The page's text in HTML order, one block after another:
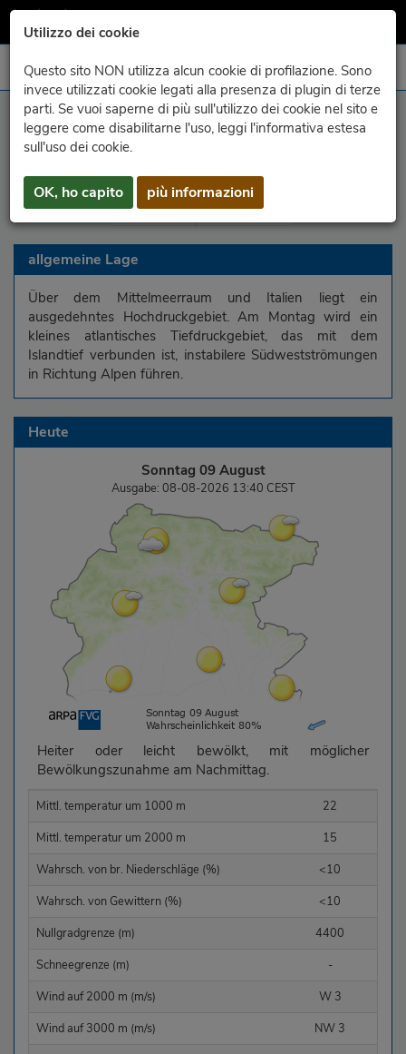
Utilizzo dei cookie
Questo sito NON utilizza alcun cookie di profilazione. Sono
invece utilizzati cookie legati alla presenza di plugin di terze
parti. Se vuoi saperne di più sull'utilizzo dei cookie nel sito e
leggere come disabilitarne l'uso, leggi l'informativa estesa
sull'uso dei cookie.
OK, ho capito più informazioni
Region Gebirge Karnische Alpen Julische Alpen
Unterland Küstenland
allgemeine Lage
Über dem Mittelmeerraum und Italien liegt ein
ausgedehntes Hochdruckgebiet. Am Montag wird ein
kleines atlantisches Tiefdruckgebiet, das mit dem
Islandtief verbunden ist, instabilere Südwestströmungen
in Richtung Alpen führen.
Heute
Sonntag 09 August
Ausgabe: 08-08-2026 13:40 CEST
Heiter oder leicht bewölkt, mit möglicher
Bewölkungszunahme am Nachmittag.
Mittl. temperatur um 1000 m
22
Mittl. temperatur um 2000 m
15
Wahrsch. von br. Niederschläge (%)
<10
Wahrsch. von Gewittern (%)
<10
Nullgradgrenze (m)
4400
Schneegrenze (m)
-
Wind auf 2000 m (m/s)
W 3
Wind auf 3000 m (m/s)
NW 3